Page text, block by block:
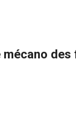
toute
une partie
d'Hortefeux et
mécano